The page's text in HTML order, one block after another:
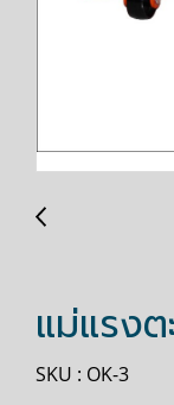
แม่แรงต
SKU : OK-3